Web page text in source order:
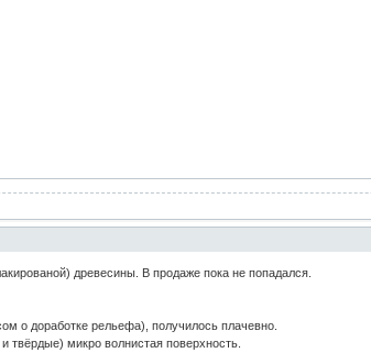
древесины. В продаже пока не попадался.
о доработке рельефа), получилось плачевно.
твёрдые) микро волнистая поверхность.